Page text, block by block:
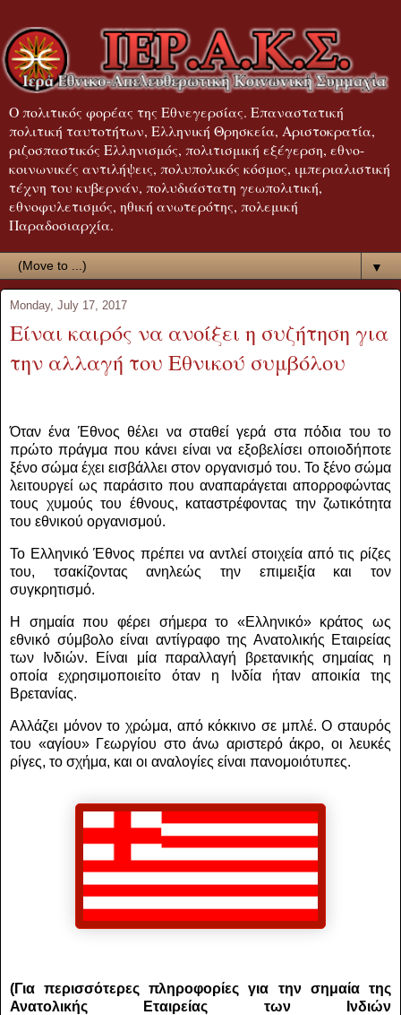
Ο πολιτικός φορέας της Εθνεγερσίας. Επαναστατική
πολιτική ταυτοτήτων, Ελληνική Θρησκεία, Αριστοκρατία,
ριζοσπαστικός Ελληνισμός, πολιτισμική εξέγερση, εθνο-
κοινωνικές αντιλήψεις, πολυπολικός κόσμος, ιμπεριαλιστική
τέχνη του κυβερνάν, πολυδιάστατη γεωπολιτική,
εθνοφυλετισμός, ηθική ανωτερότης, πολεμική
Παραδοσιαρχία.
▼
Monday, July 17, 2017
Είναι καιρός να ανοίξει η συζήτηση για
την αλλαγή του Εθνικού συμβόλου
Όταν ένα Έθνος θέλει να σταθεί γερά στα πόδια του το
πρώτο πράγμα που κάνει είναι να εξοβελίσει οποιοδήποτε
ξένο σώμα έχει εισβάλλει στον οργανισμό του. Το ξένο σώμα
λειτουργεί ως παράσιτο που αναπαράγεται απορροφώντας
τους χυμούς του έθνους, καταστρέφοντας την ζωτικότητα
του εθνικού οργανισμού.
Το Ελληνικό Έθνος πρέπει να αντλεί στοιχεία από τις ρίζες
του, τσακίζοντας ανηλεώς την επιμειξία και τον
συγκρητισμό.
Η σημαία που φέρει σήμερα το «Ελληνικό» κράτος ως
εθνικό σύμβολο είναι αντίγραφο της Ανατολικής Εταιρείας
των Ινδιών. Είναι μία παραλλαγή βρετανικής σημαίας η
οποία εχρησιμοποιείτο όταν η Ινδία ήταν αποικία της
Βρετανίας.
Αλλάζει μόνον το χρώμα, από κόκκινο σε μπλέ. Ο σταυρός
του «αγίου» Γεωργίου στο άνω αριστερό άκρο, οι λευκές
ρίγες, το σχήμα, και οι αναλογίες είναι πανομοιότυπες.
(Για περισσότερες πληροφορίες για την σημαία της
Ανατολικής Εταιρείας των Ινδιών